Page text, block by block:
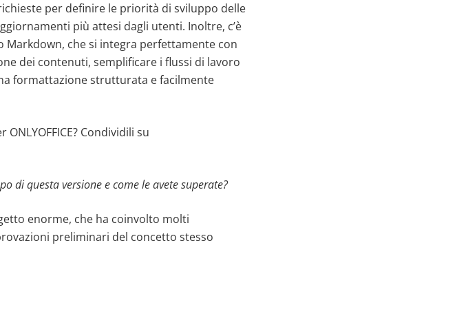
per definire le priorità di sviluppo delle
più attesi dagli utenti. Inoltre, c’è
che si integra perfettamente con
dei contenuti, semplificare i flussi di lavoro
formattazione strutturata e facilmente
Condividili su
di questa versione e come le avete superate?
enorme, che ha coinvolto molti
preliminari del concetto stesso